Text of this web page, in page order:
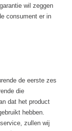
wil zeggen
consument er in
de eerste zes
die
dat het product
hebben.
zullen wij